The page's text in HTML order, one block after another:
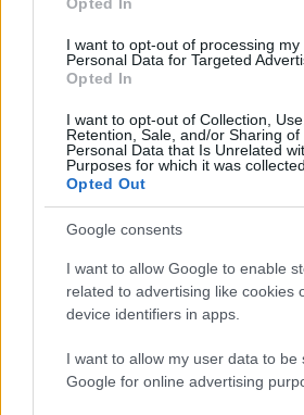
I want to opt-out of processing my
Personal Data for Targeted
Opted In
I want to opt-out of Collection, Use,
Retention, Sale, and/or Sharing of
Personal Data that Is Unrelated
Purposes for which it was collected.
Opted Out
Google consents
I want to allow Google to enable
related to advertising like cookies
device identifiers in apps.
I want to allow my user data to be
Google for online advertising
Marc Márquez újra a MotoGP paddockban Fotó:
A fizikai és mentális állapot
A spanyol versenyző azt is
során, hogy habár fizikailag erősebb
szezonnyitó hétvége előtt, de
nehezebb most a helyzete.
„Természetesen Katarhoz képest a